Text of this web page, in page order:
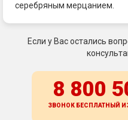
серебряным мерцанием.
Если у Вас остались
8 800
ЗВОНОК БЕСПЛАТНЫЙ